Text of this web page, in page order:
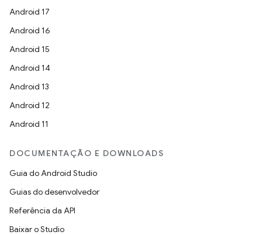
Android 17
Android 16
Android 15
Android 14
Android 13
Android 12
Android 11
DOCUMENTAÇÃO E DOWNLOADS
Guia do Android Studio
Guias do desenvolvedor
Referência da API
Baixar o Studio